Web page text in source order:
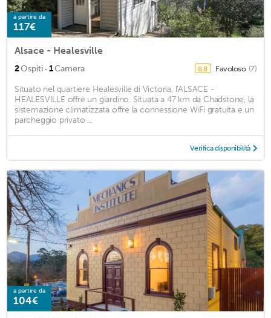
a partire da
117€
Alsace - Healesville
2Ospiti · 1Camera 8,8 Favoloso (7)
Situato nel quartiere Healesville di Victoria, l'ALSACE -
HEALESVILLE offre un giardino. Situata a 47 km da Chadstone, la
sistemazione climatizzata offre la connessione WiFi gratuita e un
parcheggio privato ...
Verifica disponibilità
a partire da
104€